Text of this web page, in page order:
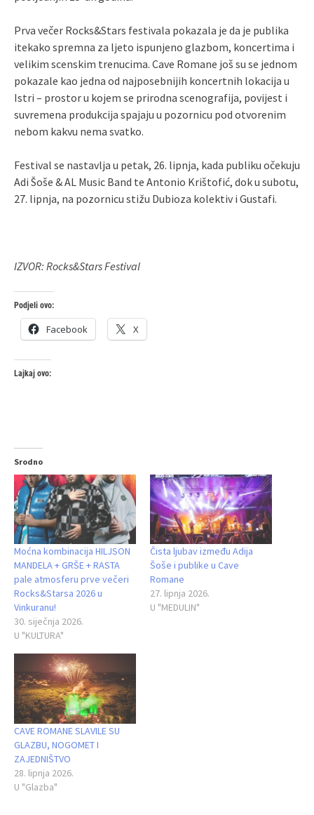
Prva večer Rocks&Stars festivala pokazala je da je publika
itekako spremna za ljeto ispunjeno glazbom, koncertima i
velikim scenskim trenucima. Cave Romane još su se jednom
pokazale kao jedna od najposebnijih koncertnih lokacija u
Istri – prostor u kojem se prirodna scenografija, povijest i
suvremena produkcija spajaju u pozornicu pod otvorenim
nebom kakvu nema svatko.
Festival se nastavlja u petak, 26. lipnja, kada publiku očekuju
Adi Šoše & AL Music Band te Antonio Krištofić, dok u subotu,
27. lipnja, na pozornicu stižu Dubioza kolektiv i Gustafi.
IZVOR: Rocks&Stars Festival
Podjeli ovo:
Facebook X
Lajkaj ovo:
Srodno
Moćna kombinacija HILJSON
MANDELA + GRŠE + RASTA
pale atmosferu prve večeri
Rocks&Starsa 2026 u
Vinkuranu!
30. siječnja 2026.
U "KULTURA"
Čista ljubav između Adija
Šoše i publike u Cave
Romane
27. lipnja 2026.
U "MEDULIN"
CAVE ROMANE SLAVILE SU
GLAZBU, NOGOMET I
ZAJEDNIŠTVO
28. lipnja 2026.
U "Glazba"